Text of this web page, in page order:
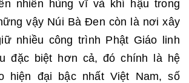
nhiên hùng vĩ và khí hậu trong
vậy Núi Bà Đen còn là nơi xây
nhiều công trình Phật Giáo linh
đặc biệt hơn cả, đó chính là hệ
hiện đại bậc nhất Việt Nam, số